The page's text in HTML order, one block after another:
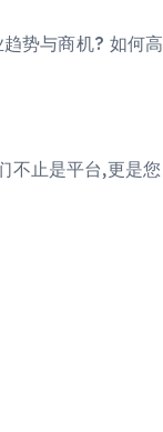
势与商机? 如何高
不止是平台,更是您